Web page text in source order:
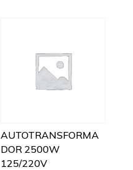
AUTOTRANSFORMA
DOR 2500W
125/220V